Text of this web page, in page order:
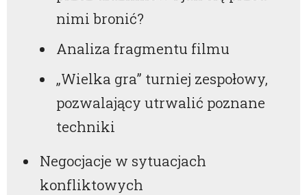
nimi bronić?
Analiza fragmentu filmu
„Wielka gra” turniej zespołowy,
pozwalający utrwalić poznane
techniki
Negocjacje w sytuacjach
konfliktowych